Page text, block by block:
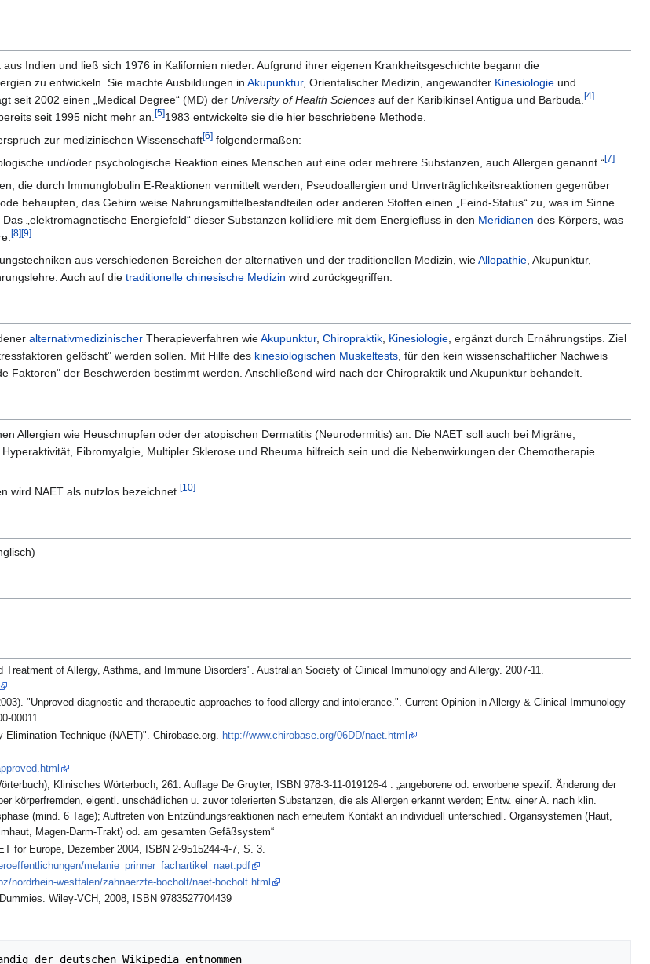
Indien und ließ sich 1976 in Kalifornien nieder. Aufgrund ihrer eigenen Krankheitsgeschichte begann die
zu entwickeln. Sie machte Ausbildungen in Akupunktur, Orientalischer Medizin, angewandter Kinesiologie und
seit 2002 einen „Medical Degree“ (MD) der University of Health Sciences auf der Karibikinsel Antigua und Barbuda.[4]
seit 1995 nicht mehr an.[5]1983 entwickelte sie die hier beschriebene Methode.
zur medizinischen Wissenschaft[6] folgendermaßen:
und/oder psychologische Reaktion eines Menschen auf eine oder mehrere Substanzen, auch Allergen genannt.“[7]
die durch Immunglobulin E-Reaktionen vermittelt werden, Pseudoallergien und Unverträglichkeitsreaktionen gegenüber
behaupten, das Gehirn weise Nahrungsmittelbestandteilen oder anderen Stoffen einen „Feind-Status“ zu, was im Sinne
„elektromagnetische Energiefeld“ dieser Substanzen kollidiere mit dem Energiefluss in den Meridianen des Körpers, was
[8][9]
aus verschiedenen Bereichen der alternativen und der traditionellen Medizin, wieAllopathie, Akupunktur,
Auch auf die traditionelle chinesische Medizin wird zurückgegriffen.
alternativmedizinischer Therapieverfahren wieAkupunktur, Chiropraktik, Kinesiologie, ergänzt durch Ernährungstips. Ziel
gelöscht" werden sollen. Mit Hilfe des kinesiologischen Muskeltests, für den kein wissenschaftlicher Nachweis
Faktoren" der Beschwerden bestimmt werden. Anschließend wird nach der Chiropraktik und Akupunktur behandelt.
Allergien wie Heuschnupfen oder der atopischen Dermatitis (Neurodermitis) an. Die NAET soll auch bei Migräne,
Fibromyalgie, Multipler Sklerose und Rheuma hilfreich sein und die Nebenwirkungen der Chemotherapie
wird NAET als nutzlos bezeichnet.[10]
of Allergy, Asthma, and Immune Disorders". Australian Society of Clinical Immunology and Allergy. 2007-11.
"Unproved diagnostic and therapeutic approaches to food allergy and intolerance.". Current Opinion in Allergy & Clinical Immunology
00011
Technique (NAET)". Chirobase.org.
http://www.chirobase.org/06DD/naet.html
Klinisches Wörterbuch, 261. Auflage De Gruyter, ISBN 978-3-11-019126-4 : „angeborene od. erworbene spezif. Änderung der
körperfremden, eigentl. unschädlichen u. zuvor tolerierten Substanzen, die als Allergen erkannt werden; Entw. einer A. nach klin.
(mind. 6 Tage); Auftreten von Entzündungsreaktionen nach erneutem Kontakt an individuell unterschiedl. Organsystemen (Haut,
Magen-Darm-Trakt) od. am gesamten Gefäßsystem“
for Europe, Dezember 2004, ISBN 2-9515244-4-7, S. 3.
melanie_prinner_fachartikel_naet.pdf
nordrhein-westfalen/zahnaerzte-bocholt/naet-bocholt.html
Wiley-VCH, 2008, ISBN 9783527704439
der deutschen Wikipedia entnommen